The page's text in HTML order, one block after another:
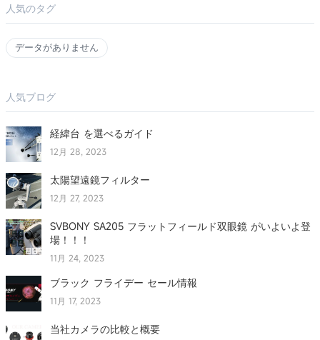
人気のタグ
データがありません
人気ブログ
経緯台 を選べるガイド
12月 28, 2023
太陽望遠鏡フィルター
12月 27, 2023
SVBONY SA205 フラットフィールド双眼鏡 がいよいよ登
場！！！
11月 24, 2023
ブラック フライデー セール情報
11月 17, 2023
当社カメラの比較と概要